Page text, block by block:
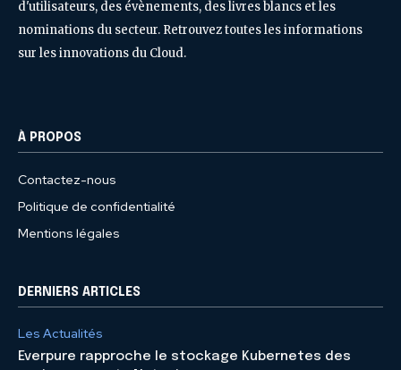
d'utilisateurs, des évènements, des livres blancs et les
nominations du secteur. Retrouvez toutes les informations
sur les innovations du Cloud.
À PROPOS
Contactez-nous
Politique de confidentialité
Mentions légales
DERNIERS ARTICLES
Les Actualités
Everpure rapproche le stockage Kubernetes des